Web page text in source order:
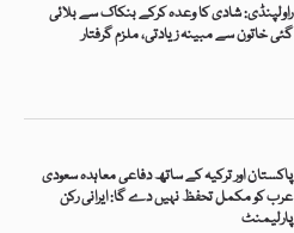
راولپنڈی: شادی کا وعدہ کرکے بنکاک سے بلائی
گئی خاتون سے مبینہ زیادتی، ملزم گرفتار
پاکستان اور ترکیہ کے ساتھ دفاعی معاہدہ سعودی
عرب کو مکمل تحفظ نہیں دے گا: ایرانی رکن
پارلیمنٹ